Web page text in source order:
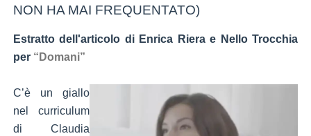
NON HA MAI FREQUENTATO)
Estratto dell'articolo di Enrica Riera e Nello Trocchia
per “Domani”
C’è un giallo
nel curriculum
di Claudia